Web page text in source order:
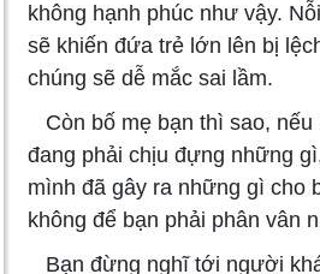
không hạnh phúc như vậy.
sẽ khiến đứa trẻ lớn lên bị
chúng sẽ dễ mắc sai lầm.
Còn bố mẹ bạn thì sao, nếu
đang phải chịu đựng những
mình đã gây ra những gì cho
không để bạn phải phân vân
Bạn đừng nghĩ tới người